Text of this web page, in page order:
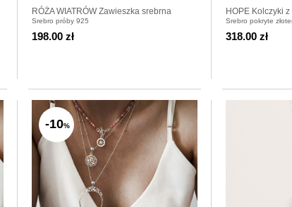
RÓŻA WIATRÓW Zawieszka srebrna
Srebro próby 925
198.00 zł
HOPE Kolczyki
pozłacane
Srebro pokryte
318.00 zł
-10%